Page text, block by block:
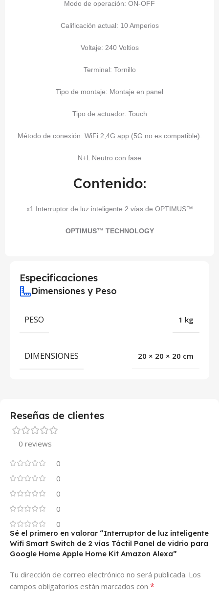
Modo de operación: ON-OFF
Calificación actual: 10 Amperios
Voltaje: 240 Voltios
Terminal: Tornillo
Tipo de montaje: Montaje en panel
Tipo de actuador: Touch
Método de conexión: WiFi 2,4G app (5G no es compatible).
N+L Neutro con fase
Contenido:
x1 Interruptor de luz inteligente 2 vías de OPTIMUS™
OPTIMUS™ TECHNOLOGY
Especificaciones
Dimensiones y Peso
PESO 1 kg
DIMENSIONES 20 × 20 × 20 cm
Reseñas de clientes
0 reviews
0
0
0
0
0
Sé el primero en valorar “Interruptor de luz inteligente
Wifi Smart Switch de 2 vías Táctil Panel de vidrio para
Google Home Apple Home Kit Amazon Alexa”
Tu dirección de correo electrónico no será publicada. Los
campos obligatorios están marcados con *